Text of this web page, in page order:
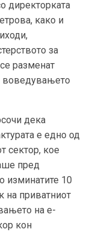
директорката
како и
за
разменат
воведувањето
дека
е едно од
сектор, кое
пред
изминатите 10
на приватниот
на е-
кон